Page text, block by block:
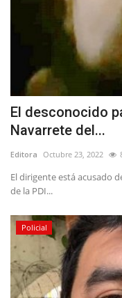
El desconocido
Navarrete del...
Editora Octubre 23, 2022
El dirigente está acusado
de la PDI...
Policial